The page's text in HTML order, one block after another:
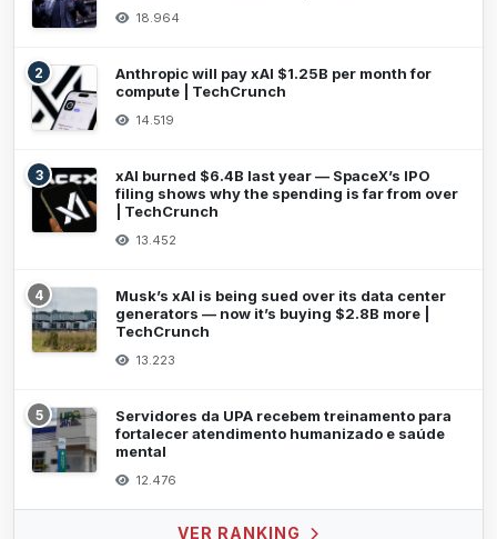
18.964
2
Anthropic will pay xAI $1.25B per month for
compute | TechCrunch
14.519
3
xAI burned $6.4B last year — SpaceX’s IPO
filing shows why the spending is far from over
| TechCrunch
13.452
4
Musk’s xAI is being sued over its data center
generators — now it’s buying $2.8B more |
TechCrunch
13.223
5
Servidores da UPA recebem treinamento para
fortalecer atendimento humanizado e saúde
mental
12.476
VER RANKING